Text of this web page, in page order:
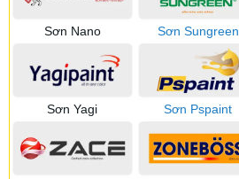
Sơn Nano Sơn Sungreen
Sơn Yagi Sơn Pspaint